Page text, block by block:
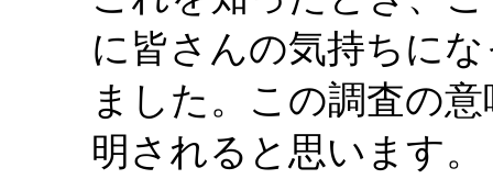
に皆さんの気持ちに
ました。この調査の
明されると思います。